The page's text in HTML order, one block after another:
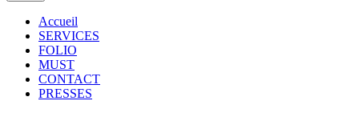
Accueil
SERVICES
FOLIO
MUST
CONTACT
PRESSES